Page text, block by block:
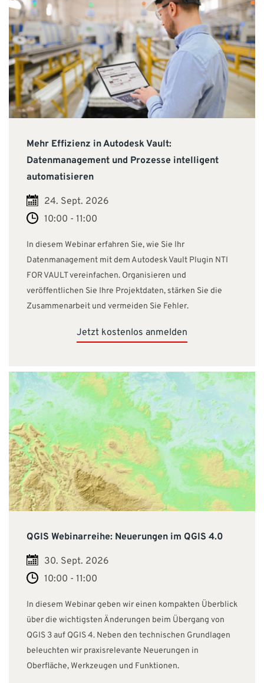
Mehr Effizienz in Autodesk Vault:
Datenmanagement und Prozesse intelligent
automatisieren
24. Sept. 2026
10:00 - 11:00
In diesem Webinar erfahren Sie, wie Sie Ihr
Datenmanagement mit dem Autodesk Vault Plugin NTI
FOR VAULT vereinfachen. Organisieren und
veröffentlichen Sie Ihre Projektdaten, stärken Sie die
Zusammenarbeit und vermeiden Sie Fehler.
Jetzt kostenlos anmelden
QGIS Webinarreihe: Neuerungen im QGIS 4.0
30. Sept. 2026
10:00 - 11:00
In diesem Webinar geben wir einen kompakten Überblick
über die wichtigsten Änderungen beim Übergang von
QGIS 3 auf QGIS 4. Neben den technischen Grundlagen
beleuchten wir praxisrelevante Neuerungen in
Oberfläche, Werkzeugen und Funktionen.